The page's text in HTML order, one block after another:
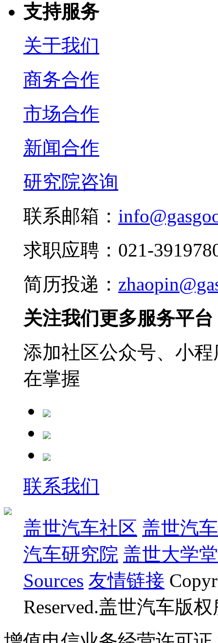
支持服务
关于我们
商务合作
市场合作
新闻合作
研究院咨询
联系邮箱：
求职应聘：021-
简历投递：
关注我们更多服务平台
添加社区公众号、小
在掌握
联系我们
盖世汽车社区 盖世汽
汽车研究院 盖世大学堂
Sources 友情链接
Reserved.盖世汽车版